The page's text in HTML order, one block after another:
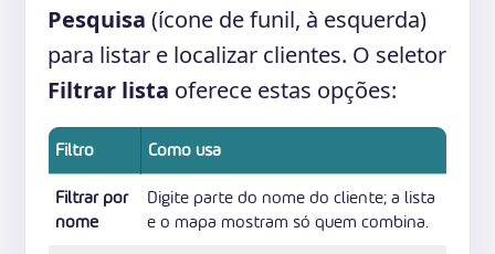
Pesquisa (ícone de funil, à esquerda)
para listar e localizar clientes. O seletor
Filtrar lista oferece estas opções:
Filtro Como usa
Filtrar por
nome
Digite parte do nome do cliente; a lista
e o mapa mostram só quem combina.